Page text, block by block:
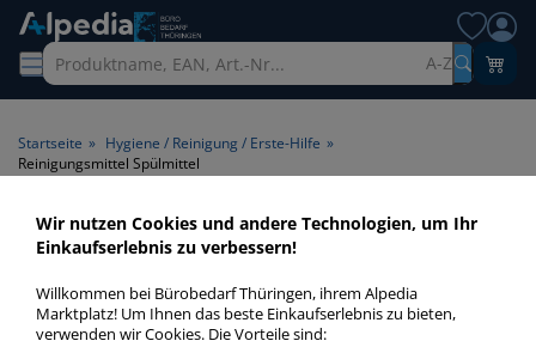
A-Z
Startseite » Hygiene / Reinigung / Erste-Hilfe »
Reinigungsmittel Spülmittel
Reinigungsmittel Spülmittel >
Produktart Spülmittel
Reinigungsmittel Spülmittel in bester Qualität zum günstigen
Wir nutzen Cookies und andere Technologien, um Ihr
Einkaufserlebnis zu verbessern!
Willkommen bei Bürobedarf Thüringen, ihrem Alpedia
Marktplatz! Um Ihnen das beste Einkaufserlebnis zu bieten,
verwenden wir Cookies. Die Vorteile sind: